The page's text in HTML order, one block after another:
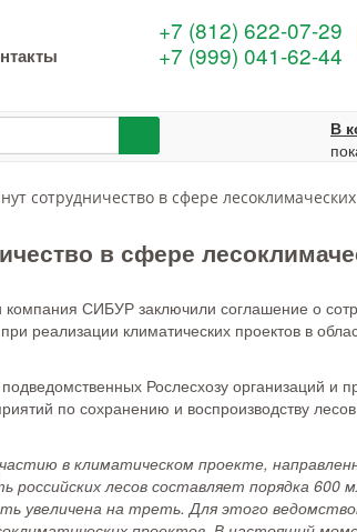
+7 (812) 622-07-29
+7 (999) 041-62-44
В
сотрудничество в сфере
в сфере
компания СИБУР заключили соглашение о
реализации климатических проектов в
Рослесхозу организаций и
по сохранению и воспроизводству
в климатическом проекте,
лесов составляет порядка 600
увеличена на треть. Для этого